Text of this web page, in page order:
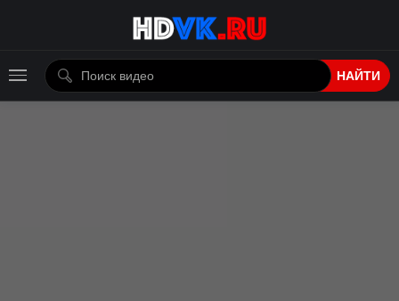
НАЙТИ